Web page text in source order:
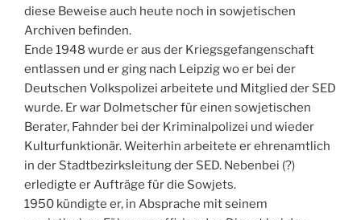
diese Beweise auch heute noch in sowjetischen
Archiven befinden.
Ende 1948 wurde er aus der Kriegsgefangenschaft
entlassen und er ging nach Leipzig wo er bei der
Deutschen Volkspolizei arbeitete und Mitglied der SED
wurde. Er war Dolmetscher für einen sowjetischen
Berater, Fahnder bei der Kriminalpolizei und wieder
Kulturfunktionär. Weiterhin arbeitete er ehrenamtlich
in der Stadtbezirksleitung der SED. Nebenbei (?)
erledigte er Aufträge für die Sowjets.
1950 kündigte er, in Absprache mit seinem